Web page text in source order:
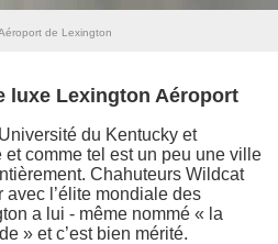
de Lexington
luxe Lexington Aéroport
du Kentucky et
comme tel est un peu une ville
Chahuteurs Wildcat
l’élite mondiale des
a lui - même nommé « la
» et c’est bien mérité.